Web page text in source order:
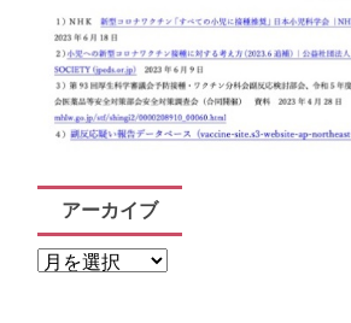
アーカイブ
ア
ー